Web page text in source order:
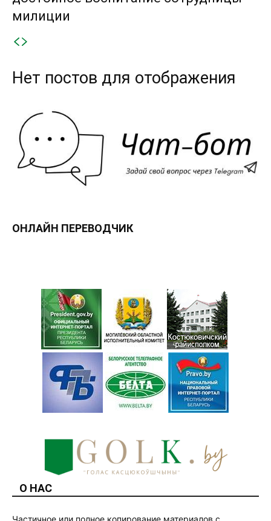
милиции
Нет постов для отображения
ОНЛАЙН ПЕРЕВОДЧИК
О НАС
Частичное или полное копирование материалов с